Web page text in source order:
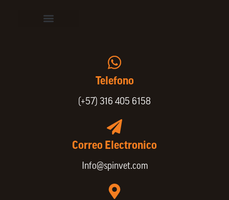
Telefono
(+57) 316 405 6158
Correo Electronico
Info@spinvet.com